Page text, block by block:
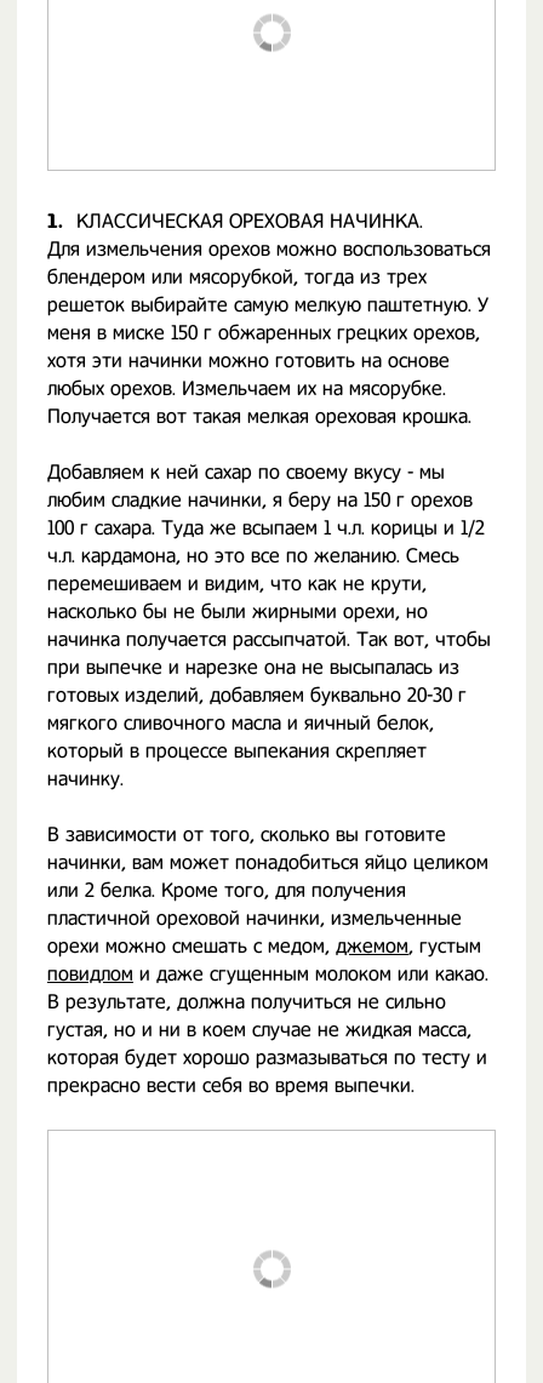
1.
КЛАССИЧЕСКАЯ ОРЕХОВАЯ НАЧИНКА.
Для измельчения орехов можно воспользоваться
блендером или мясорубкой, тогда из трех
решеток выбирайте самую мелкую паштетную. У
меня в миске 150 г обжаренных грецких орехов,
хотя эти начинки можно готовить на основе
любых орехов. Измельчаем их на мясорубке.
Получается вот такая мелкая ореховая крошка.
Добавляем к ней сахар по своему вкусу - мы
любим сладкие начинки, я беру на 150 г орехов
100 г сахара. Туда же всыпаем 1 ч.л. корицы и 1/2
ч.л. кардамона, но это все по желанию. Смесь
перемешиваем и видим, что как не крути,
насколько бы не были жирными орехи, но
начинка получается рассыпчатой. Так вот, чтобы
при выпечке и нарезке она не высыпалась из
готовых изделий, добавляем буквально 20-30 г
мягкого сливочного масла и яичный белок,
который в процессе выпекания скрепляет
начинку.
В зависимости от того, сколько вы готовите
начинки, вам может понадобиться яйцо целиком
или 2 белка. Кроме того, для получения
пластичной ореховой начинки, измельченные
орехи можно смешать с медом, джемом, густым
повидлом и даже сгущенным молоком или какао.
В результате, должна получиться не сильно
густая, но и ни в коем случае не жидкая масса,
которая будет хорошо размазываться по тесту и
прекрасно вести себя во время выпечки.